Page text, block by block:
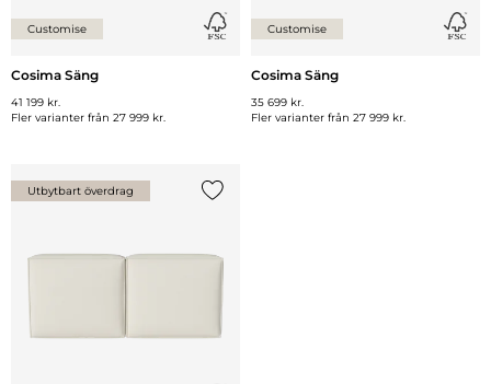
Customise
Cosima Säng
41 199 kr.
Fler varianter från 27 999 kr.
Customise
Cosima Säng
35 699 kr.
Fler varianter från 27 999 kr.
Utbytbart överdrag